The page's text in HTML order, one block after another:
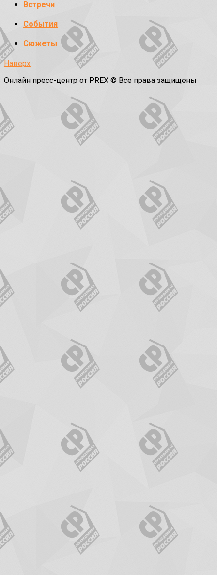
Встречи
События
Сюжеты
Наверх
Онлайн пресс-центр от PREX © Все права защищены